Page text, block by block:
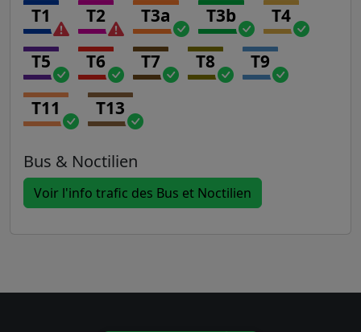
T1 T2 T3a T3b T4
T5 T6 T7 T8 T9
T11 T13
Bus & Noctilien
Voir l'info trafic des Bus et Noctilien